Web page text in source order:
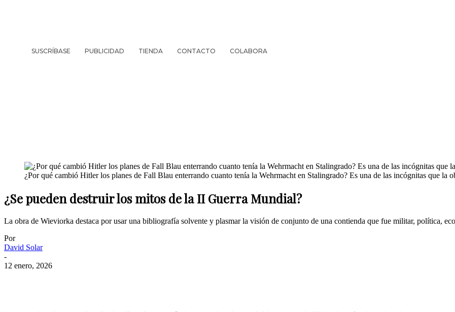
SUSCRÍBASE PUBLICIDAD TIENDA CONTACTO COLABORA
¿Por qué cambió Hitler los planes de Fall Blau enterrando cuanto tenía la Wehrmacht en Stalingrado? Es una de las incógnitas que la
¿Se pueden destruir los mitos de la II Guerra Mundial?
La obra de Wieviorka destaca por usar una bibliografía solvente y plasmar la visión de conjunto de una contienda que fue militar, política,
Por
David Solar
-
12 enero, 2026